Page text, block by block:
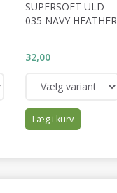
SUPERSOFT ULD
035 NAVY HEATHER
32,00
Læg i kurv